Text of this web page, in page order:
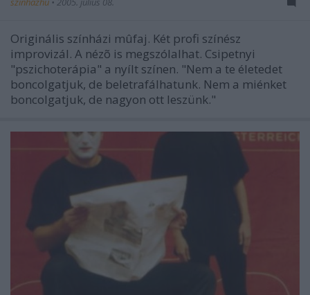
Originális színházi mûfaj. Két profi színész
improvizál. A nézõ is megszólalhat. Csipetnyi
"pszichoterápia" a nyílt színen. "Nem a te életedet
boncolgatjuk, de beletrafálhatunk. Nem a miénket
boncolgatjuk, de nagyon ott leszünk."